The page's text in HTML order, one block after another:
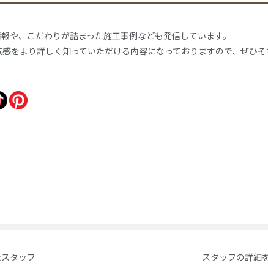
や、こだわりが詰まった施工事例なども発信しています。
をより詳しく知っていただける内容になっておりますので、ぜひ
タッフ スタッフの詳細